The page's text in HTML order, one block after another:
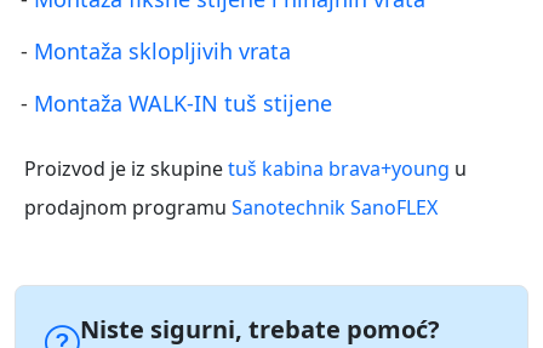
- Montaža sklopljivih vrata
- Montaža WALK-IN tuš stijene
Proizvod je iz skupinetuš kabina brava+young u
prodajnom programu Sanotechnik SanoFLEX
Niste sigurni, trebate pomoć?